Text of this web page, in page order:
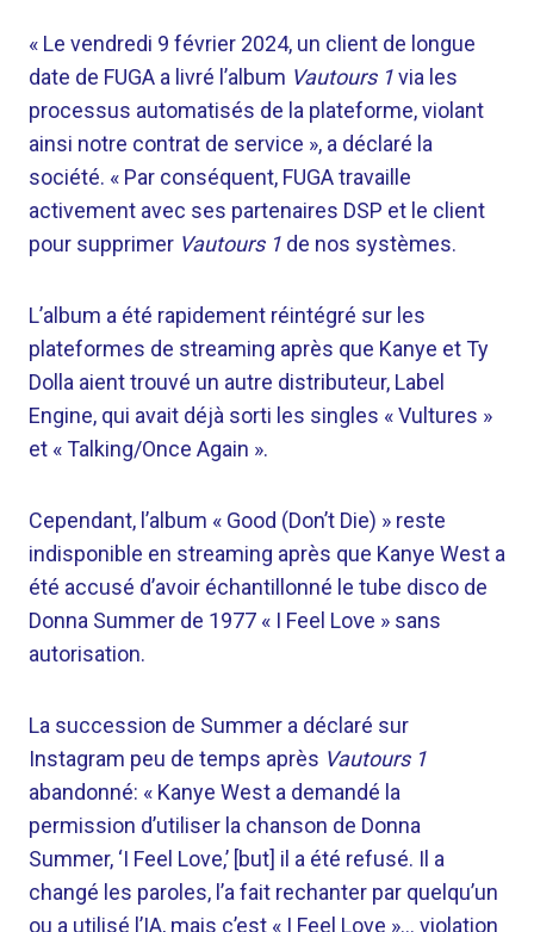
« Le vendredi 9 février 2024, un client de longue
date de FUGA a livré l’album Vautours 1via les
processus automatisés de la plateforme, violant
ainsi notre contrat de service », a déclaré la
société. « Par conséquent, FUGA travaille
activement avec ses partenaires DSP et le client
pour supprimer Vautours 1 de nos systèmes.
L’album a été rapidement réintégré sur les
plateformes de streaming après que Kanye et Ty
Dolla aient trouvé un autre distributeur, Label
Engine, qui avait déjà sorti les singles « Vultures »
et « Talking/Once Again ».
Cependant, l’album « Good (Don’t Die) » reste
indisponible en streaming après que Kanye West a
été accusé d’avoir échantillonné le tube disco de
Donna Summer de 1977 « I Feel Love » sans
autorisation.
La succession de Summer a déclaré sur
Instagram peu de temps après Vautours 1
abandonné: « Kanye West a demandé la
permission d’utiliser la chanson de Donna
Summer, ‘I Feel Love,’ [but] il a été refusé. Il a
changé les paroles, l’a fait rechanter par quelqu’un
ou a utilisé l’IA, mais c’est « I Feel Love »… violation